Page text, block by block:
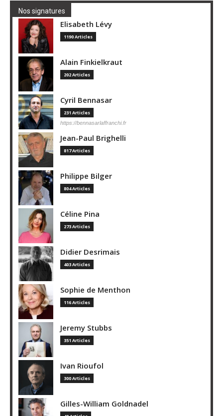
Nos signatures
Elisabeth Lévy
1190 Articles
Alain Finkielkraut
202 Articles
Cyril Bennasar
231 Articles
https://bennasarlaffranchi.fr
Jean-Paul Brighelli
817 Articles
Philippe Bilger
804 Articles
Céline Pina
273 Articles
Didier Desrimais
403 Articles
Sophie de Menthon
116 Articles
Jeremy Stubbs
351 Articles
Ivan Rioufol
300 Articles
Gilles-William Goldnadel